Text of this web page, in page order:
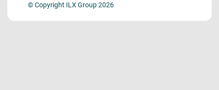
© Copyright ILX Group 2026